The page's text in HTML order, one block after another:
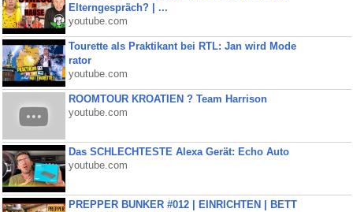
Elterngespräch? | ...
youtube.com
Tourette als Praktikant bei RTL: Jan wird Mode
rator
youtube.com
ROOMTOUR KROATIEN ? Team Harrison
youtube.com
Das SCHLECHTESTE Alexa Gerät: Echo Auto
youtube.com
PREPPER BUNKER #012 | EINRICHTEN | BETT